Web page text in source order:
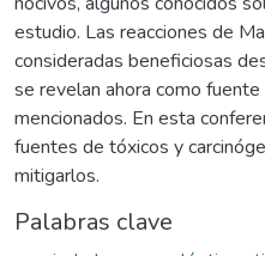
estudio. Las reacciones de
consideradas beneficiosas
se revelan ahora como
mencionados. En esta
fuentes de tóxicos y
mitigarlos.
Palabras clave